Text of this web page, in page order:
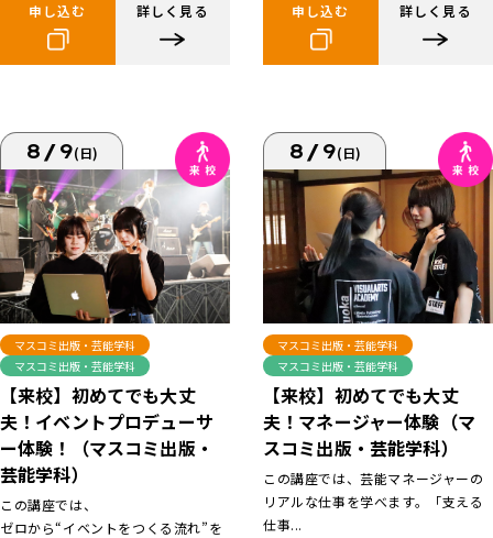
申し込む 詳しく見る 申し込む 詳しく見る
8/9(日)
マスコミ出版・芸能学科
マスコミ出版・芸能学科
【来校】初めてでも大丈
夫！イベントプロデューサ
ー体験！（マスコミ出版・
芸能学科）
この講座では、
ゼロから“イベントをつくる流れ”を
8/9(日)
マスコミ出版・芸能学科
マスコミ出版・芸能学科
【来校】初めてでも大丈
夫！マネージャー体験（マ
スコミ出版・芸能学科）
この講座では、芸能マネージャーの
リアルな仕事を学べます。「支える
仕事...